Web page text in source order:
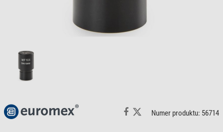
Numer produktu: 56714